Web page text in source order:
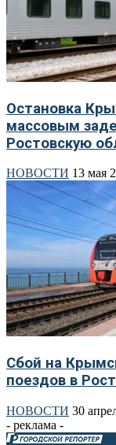
Остановка
массовым
Ростовскую
НОВОСТИ 13 мая
Сбой на
поездов в
НОВОСТИ 30
- реклама -